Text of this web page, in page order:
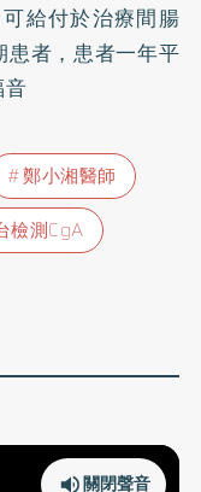
給付於治療間腸
患者，患者一年平
鄭小湘醫師
檢測CgA
關閉聲音